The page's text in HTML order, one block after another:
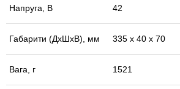
Напруга, В 42
Габарити (ДхШхВ), мм 335 х 40 х 70
Вага, г 1521